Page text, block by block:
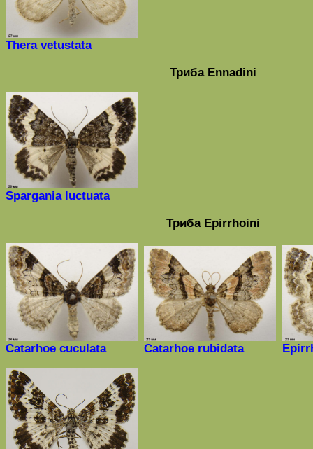
Thera vetustata
Триба Ennadini
Spargania luctuata
Триба Epirrhoini
Catarhoe cuculata Catarhoe rubidata